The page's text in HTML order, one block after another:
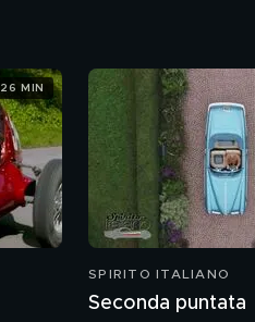
26 MIN
SPIRITO ITALIANO
Seconda puntata